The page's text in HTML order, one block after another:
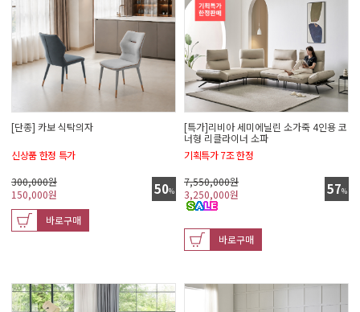
[단종] 카보 식탁의자
신상품 한정 특가
50%
300,000원
150,000원
바로구매
[특가]리비아 세미에닐린 소가죽 4인용 코
너형 리클라이너 소파
기획특가 7조 한정
57%
7,550,000원
3,250,000원
바로구매